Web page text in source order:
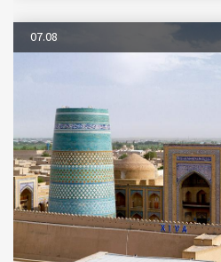
07.08